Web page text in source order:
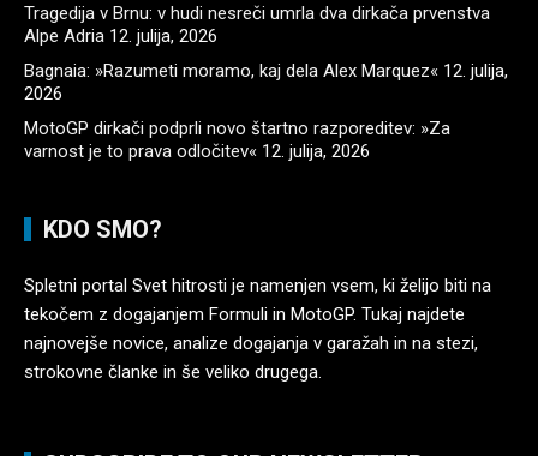
Tragedija v Brnu: v hudi nesreči umrla dva dirkača prvenstva
Alpe Adria 12. julija, 2026
Bagnaia: »Razumeti moramo, kaj dela Alex Marquez« 12. julija,
2026
MotoGP dirkači podprli novo štartno razporeditev: »Za
varnost je to prava odločitev« 12. julija, 2026
KDO SMO?
Spletni portal Svet hitrosti je namenjen vsem, ki želijo biti na
tekočem z dogajanjem Formuli in MotoGP. Tukaj najdete
najnovejše novice, analize dogajanja v garažah in na stezi,
strokovne članke in še veliko drugega.